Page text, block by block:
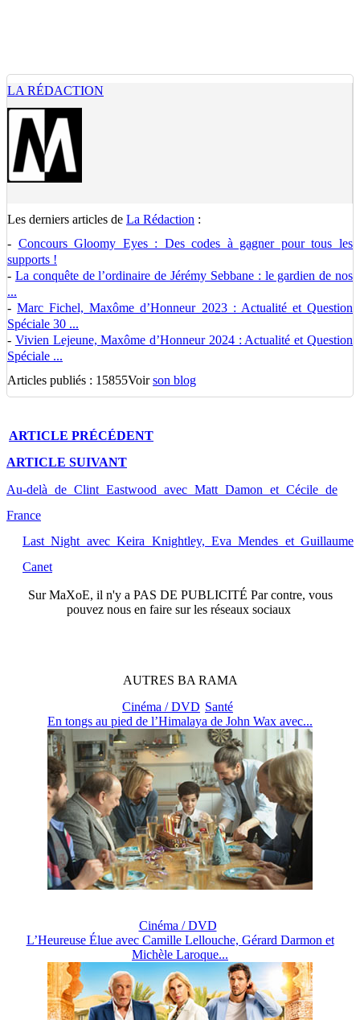
LA RÉDACTION
Les derniers articles de La Rédaction :
- Concours Gloomy Eyes : Des codes à gagner pour tous les
supports !
- La conquête de l’ordinaire de Jérémy Sebbane : le gardien de nos
...
-Marc Fichel, Maxôme d’Honneur 2023 : Actualité et Question
Spéciale 30 ...
- Vivien Lejeune, Maxôme d’Honneur 2024 : Actualité et Question
Spéciale ...
Articles publiés : 15855Voirson blog
ARTICLE PRÉCÉDENT
ARTICLE SUIVANT
Au-delà de Clint Eastwood avec Matt Damon et Cécile de
France
Last Night avec Keira Knightley, Eva Mendes et Guillaume
Canet
SurMaXoE, il n'y a PAS DE PUBLICITÉ Par contre, vous
pouvez nous en faire sur les réseaux sociaux
AUTRES BA RAMA
Cinéma / DVD Santé
En tongs au pied de l’Himalaya de John Wax avec...
Cinéma / DVD
L’Heureuse Élue avec Camille Lellouche, Gérard Darmon et
Michèle Laroque...